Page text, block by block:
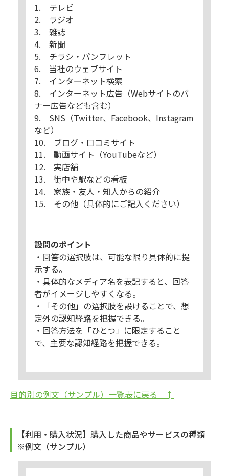
1. テレビ
2. ラジオ
3. 雑誌
4. 新聞
5. チラシ・パンフレット
6. 当社のウェブサイト
7. インターネット検索
8. インターネット広告（Webサイトのバ
ナー広告なども含む）
9. SNS（Twitter、Facebook、Instagram
など）
10. ブログ・口コミサイト
11. 動画サイト（YouTubeなど）
12. 実店舗
13. 街中や駅などの看板
14. 家族・友人・知人からの紹介
15. その他（具体的にご記入ください）
設問のポイント
・回答の選択肢は、可能な限り具体的に提
示する。
・具体的なメディア名を表記すると、回答
者がイメージしやすくなる。
・「その他」の選択肢を設けることで、想
定外の認知経路を把握できる。
・回答方法を「ひとつ」に限定すること
で、主要な認知経路を把握できる。
目的別の例文（サンプル）一覧表に戻る ↑
【利用・購入状況】購入した商品やサービスの種類
※例文（サンプル）